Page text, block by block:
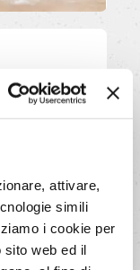
attivare,
simili
i cookie per
sito web ed il